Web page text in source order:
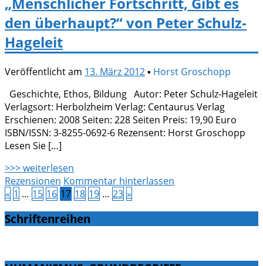
den überhaupt?“ von Peter Schulz-
Hageleit
Veröffentlicht am 13. März 2012▪ Horst Groschopp
Geschichte, Ethos, Bildung Autor: Peter Schulz-Hageleit
Verlagsort: Herbolzheim Verlag: Centaurus Verlag
Erschienen: 2008 Seiten: 228 Seiten Preis: 19,90 Euro
ISBN/ISSN: 3-8255-0692-6 Rezensent: Horst Groschopp
Lesen Sie […]
>>> weiterlesen
Rezensionen Kommentar hinterlassen
« 1 … 15 16 17 18 19 … 23 »
Schriftenreihen